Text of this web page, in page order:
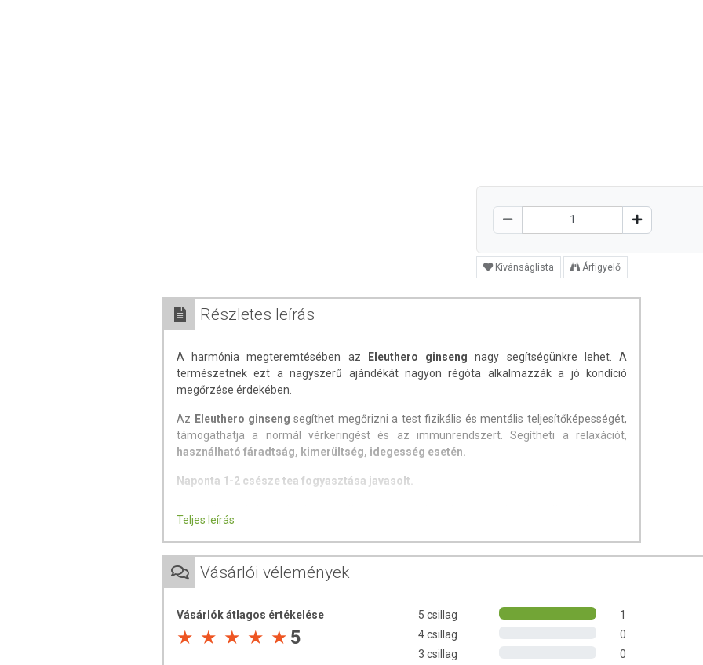
Kívánságlista Árfigyelő
Részletes leírás
A harmónia megteremtésében az Eleuthero ginseng nagy segítségünkre lehet. A
természetnek ezt a nagyszerű ajándékát nagyon régóta alkalmazzák a jó kondíció
megőrzése érdekében.
Az Eleuthero ginseng segíthet megőrizni a test fizikális és mentális teljesítőképességét,
támogathatja a normál vérkeringést és az immunrendszert. Segítheti a relaxációt,
használható fáradtság, kimerültség, idegesség esetén.
Naponta 1-2 csésze tea fogyasztása javasolt.
A termék nem gyógyít betegségeket! A termék nem az orvosi kezelés helyettesítésére
alkalmas! Betegség esetén használatát beszélje meg kezelőorvosával. Az ajánlott napi
fogyasztási mennyiséget ne lépje túl! Ne szedje a készítményt, ha az összetevők bármelyikére
érzékeny vagy allergiás! Kisgyermektől elzárva tartandó!
Teljes leírás
Vásárlói vélemények
Vásárlók átlagos értékelése
5
5 csillag
1
4 csillag
0
3 csillag
0